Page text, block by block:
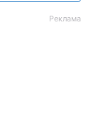
Реклама